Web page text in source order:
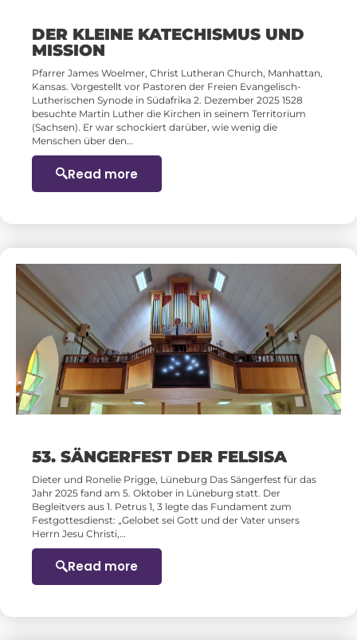
DER KLEINE KATECHISMUS UND
MISSION
Pfarrer James Woelmer, Christ Lutheran Church, Manhattan,
Kansas. Vorgestellt vor Pastoren der Freien Evangelisch-
Lutherischen Synode in Südafrika 2. Dezember 2025 1528
besuchte Martin Luther die Kirchen in seinem Territorium
(Sachsen). Er war schockiert darüber, wie wenig die
Menschen über den…
Read more
53. SÄNGERFEST DER FELSISA
Dieter und Ronelie Prigge, Lüneburg Das Sängerfest für das
Jahr 2025 fand am 5. Oktober in Lüneburg statt. Der
Begleitvers aus 1. Petrus 1, 3 legte das Fundament zum
Festgottesdienst: „Gelobet sei Gott und der Vater unsers
Herrn Jesu Christi,…
Read more